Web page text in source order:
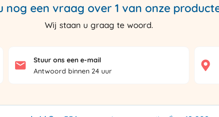
nog een vraag over 1 van onze
Wij staan u graag te woord.
Stuur ons een e-mail
Antwoord binnen 24 uur